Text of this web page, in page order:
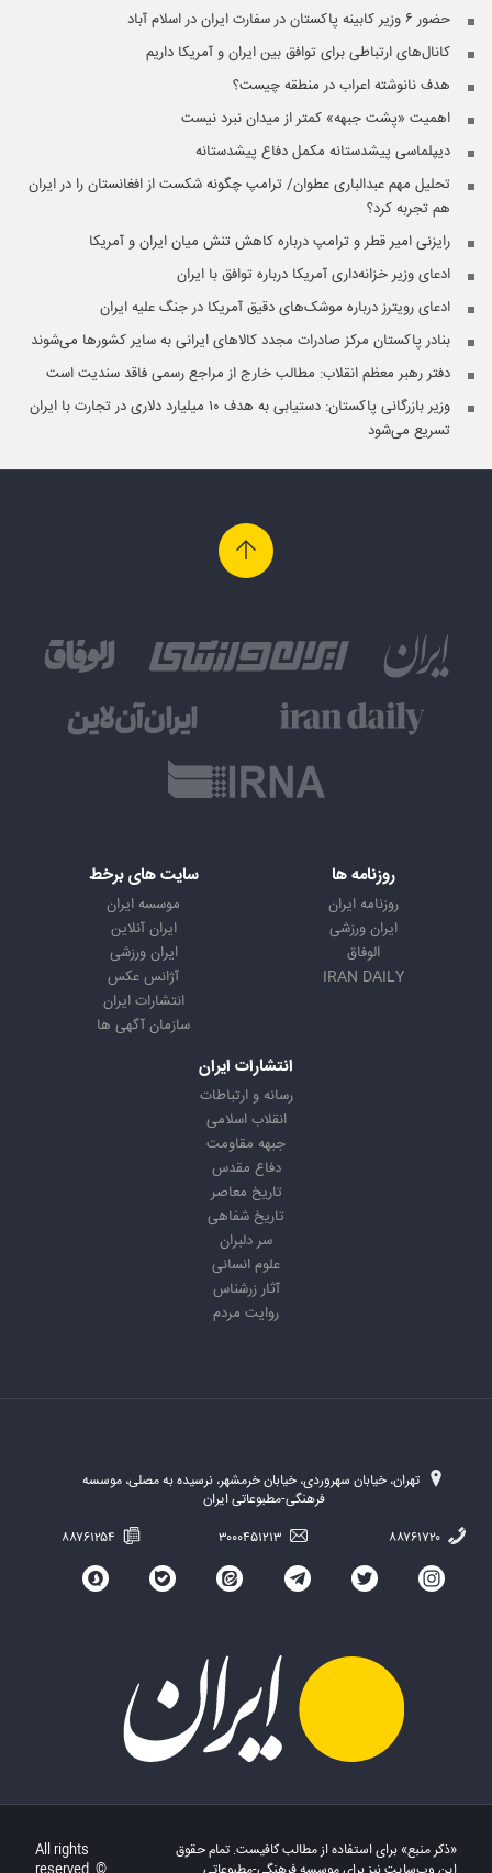
حضور ۶ وزیر کابینه پاکستان در سفارت ایران در اسلام آباد
کانال‌های ارتباطی برای توافق بین ایران و آمریکا داریم
هدف نانوشته اعراب در منطقه چیست؟
اهمیت «پشت جبهه» کمتر از میدان نبرد نیست
دیپلماسی پیشدستانه مکمل دفاع پیشدستانه
تحلیل مهم عبدالباری عطوان/ ترامپ چگونه شکست از افغانستان را در ایران
هم تجربه کرد؟
رایزنی امیر قطر و ترامپ درباره کاهش تنش میان ایران و آمریکا
ادعای وزیر خزانه‌داری آمریکا درباره توافق با ایران
ادعای رویترز درباره موشک‌های دقیق آمریکا در جنگ علیه ایران
بنادر پاکستان مرکز صادرات مجدد کالاهای ایرانی به سایر کشورها می‌شوند
دفتر رهبر معظم انقلاب: مطالب خارج از مراجع رسمی فاقد سندیت است
وزیر بازرگانی پاکستان: دستیابی به هدف ۱۰ میلیارد دلاری در تجارت با ایران
تسریع می‌شود
روزنامه ها
روزنامه ایران
ایران ورزشی
الوفاق
IRAN DAILY
سایت های برخط
موسسه ایران
ایران آنلاین
ایران ورزشی
آژانس عکس
انتشارات ایران
سازمان آگهی ها
انتشارات ایران
رسانه و ارتباطات
انقلاب اسلامی
جبهه مقاومت
دفاع مقدس
تاریخ معاصر
تاریخ شفاهی
سر دلبران
علوم انسانی
آثار زرشناس
روایت مردم
تهران، خیابان سهروردی، خیابان خرمشهر، نرسیده به مصلی، موسسه
فرهنگی-مطبوعاتی ایران
«ذکر منبع» برای استفاده از مطالب کافیست. تمام حقوق
All rights